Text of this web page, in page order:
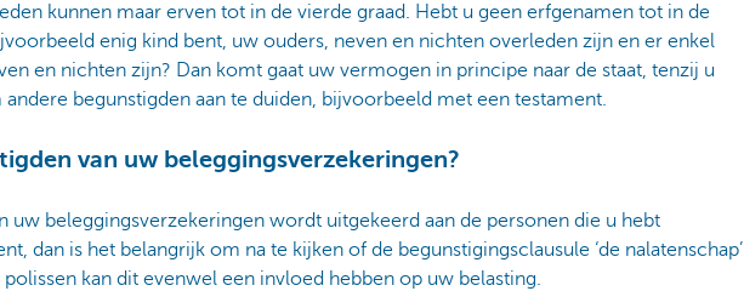
kunnen maar erven tot in de vierde graad. Hebt u geen erfgenamen tot in de
enig kind bent, uw ouders, neven en nichten overleden zijn en er enkel
en nichten zijn? Dan komt gaat uw vermogen in principe naar de staat, tenzij u
begunstigden aan te duiden, bijvoorbeeld met een testament.
van uw beleggingsverzekeringen?
uw beleggingsverzekeringen wordt uitgekeerd aan de personen die u hebt
dan is het belangrijk om na te kijken of de begunstigingsclausule ‘de nalatenschap’
kan dit evenwel een invloed hebben op uw belasting.